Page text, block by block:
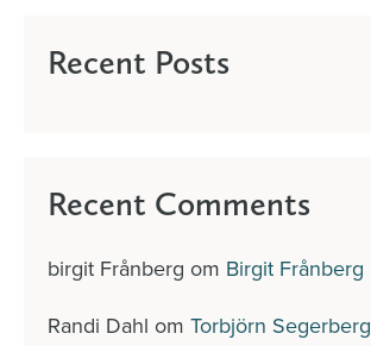
Recent Posts
Recent Comments
birgit Frånberg om Birgit Frånberg
Randi Dahl om Torbjörn Segerberg